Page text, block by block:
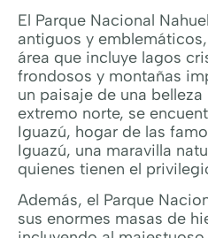
El Parque Nacional
antiguos y
área que incluye lagos
frondosos y montañas
un paisaje de una
extremo norte, se
Iguazú, hogar de las
Iguazú, una maravilla
quienes tienen el
Además, el Parque
sus enormes masas de